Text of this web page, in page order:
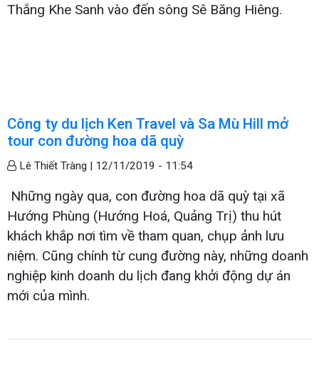
Thắng Khe Sanh vào đến sông Sê Băng Hiêng.
Công ty du lịch Ken Travel và Sa Mù Hill mở
tour con đường hoa dã quỳ
Lê Thiết Tràng | 12/11/2019 - 11:54
Những ngày qua, con đường hoa dã quỳ tại xã
Hướng Phùng (Hướng Hoá, Quảng Trị) thu hút
khách khắp nơi tìm về tham quan, chụp ảnh lưu
niệm. Cũng chính từ cung đường này, những doanh
nghiệp kinh doanh du lịch đang khởi động dự án
mới của mình.